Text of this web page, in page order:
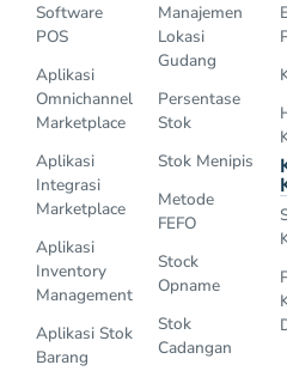
Software
POS
Aplikasi
Omnichannel
Marketplace
Aplikasi
Integrasi
Marketplace
Aplikasi
Inventory
Management
Aplikasi Stok
Barang
Manajemen
Lokasi
Gudang
Persentase
Stok
Stok Menipis
Metode
FEFO
Stock
Opname
Stok
Cadangan